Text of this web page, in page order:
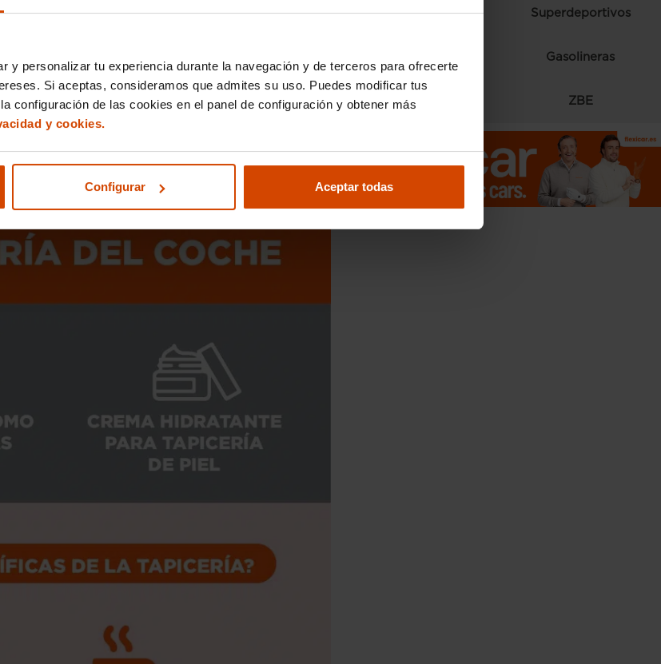
y personalizar tu experiencia durante la navegación y de terceros para ofrecerte
Si aceptas, consideramos que admites su uso. Puedes modificar tus
configuración de las cookies en el panel de configuración y obtener más
y cookies.
Configurar Aceptar todas
en cuando un poco de crema hidratante específica
problemas a la larga, pero sin exceder la cantidad ya
la tapicería del coche sería suficiente.
de nuestro coche,vamos a profundizar en algunas
Fórmula 1 Superdeportivos
Gasolineras
Radares ZBE